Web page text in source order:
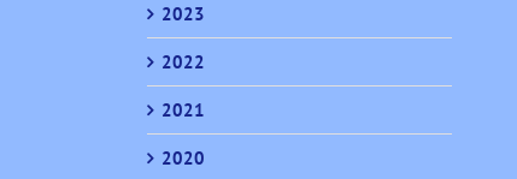
2023
2022
2021
2020